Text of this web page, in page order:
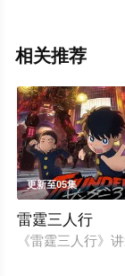
相关推荐
更新至05集
雷霆三人行
《雷霆三人行》